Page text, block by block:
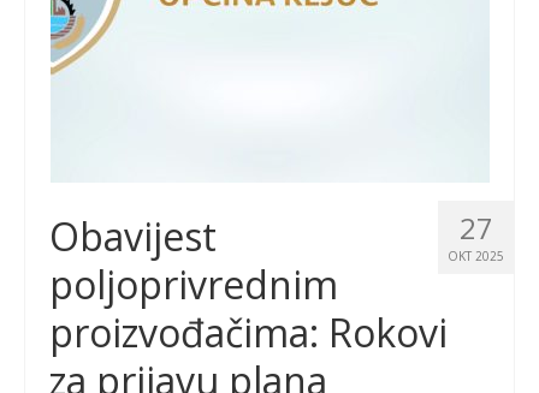
27
OKT 2025
Obavijest
poljoprivrednim
proizvođačima: Rokovi
za prijavu plana